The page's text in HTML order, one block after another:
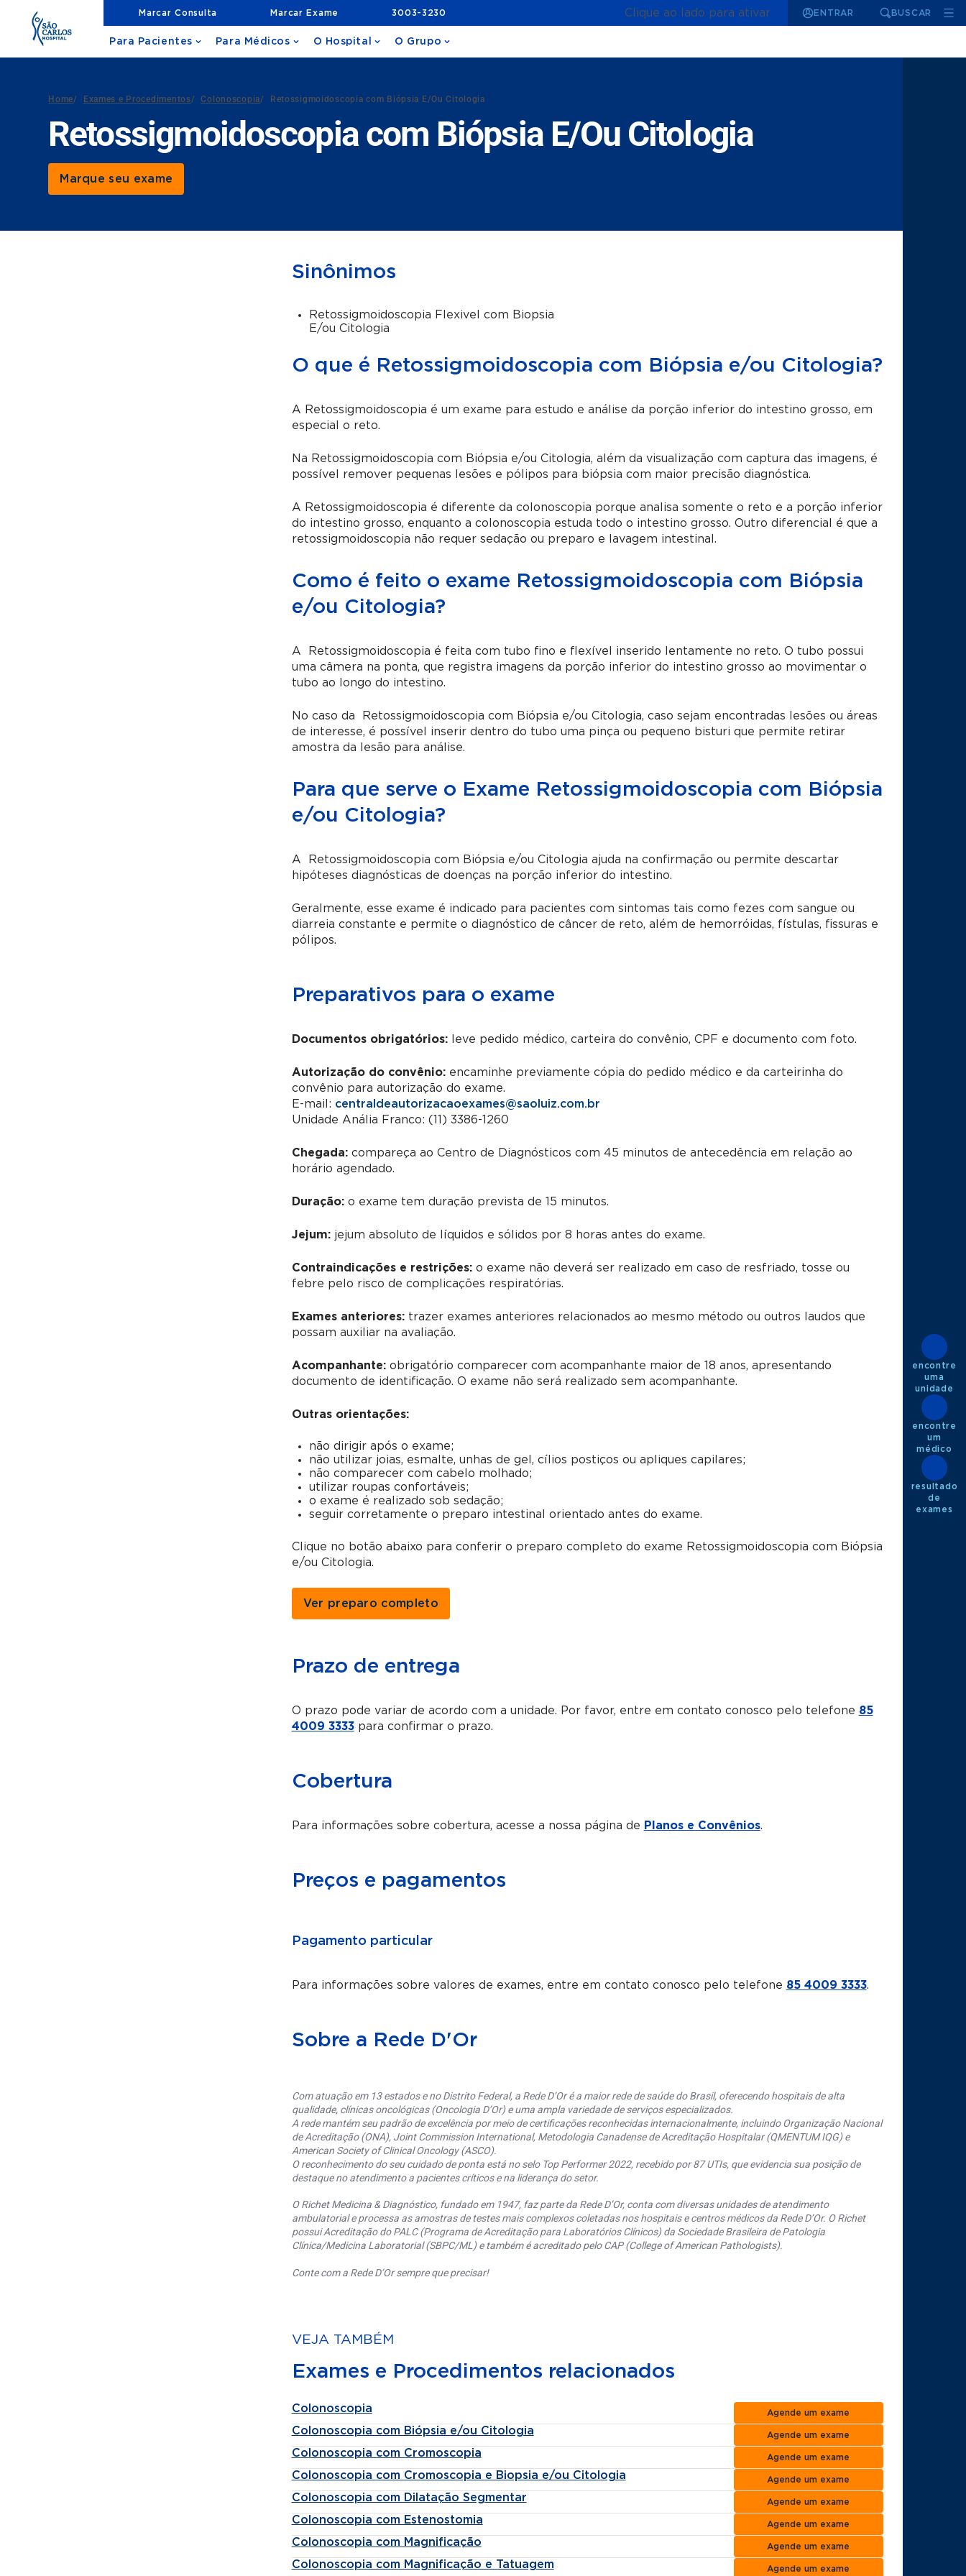
Marcar Consulta Marcar Exame 3003-3230 Clique ao lado para ativar ENTRAR BUSCAR
Para Pacientes Para Médicos O Hospital O Grupo
Home/ Exames e Procedimentos/ Colonoscopia/ Retossigmoidoscopia com Biópsia E/Ou Citologia
Retossigmoidoscopia com Biópsia E/Ou Citologia
Marque seu exame
Sinônimos
Retossigmoidoscopia Flexivel com Biopsia
E/ou Citologia
O que é Retossigmoidoscopia com Biópsia e/ou Citologia?
A Retossigmoidoscopia é um exame para estudo e análise da porção inferior do intestino grosso, em
especial o reto.
Na Retossigmoidoscopia com Biópsia e/ou Citologia, além da visualização com captura das imagens, é
possível remover pequenas lesões e pólipos para biópsia com maior precisão diagnóstica.
A Retossigmoidoscopia é diferente da colonoscopia porque analisa somente o reto e a porção inferior
do intestino grosso, enquanto a colonoscopia estuda todo o intestino grosso. Outro diferencial é que a
retossigmoidoscopia não requer sedação ou preparo e lavagem intestinal.
Como é feito o exame Retossigmoidoscopia com Biópsia
e/ou Citologia?
A Retossigmoidoscopia é feita com tubo fino e flexível inserido lentamente no reto. O tubo possui
uma câmera na ponta, que registra imagens da porção inferior do intestino grosso ao movimentar o
tubo ao longo do intestino.
No caso da Retossigmoidoscopia com Biópsia e/ou Citologia, caso sejam encontradas lesões ou áreas
de interesse, é possível inserir dentro do tubo uma pinça ou pequeno bisturi que permite retirar
amostra da lesão para análise.
Para que serve o Exame Retossigmoidoscopia com Biópsia
e/ou Citologia?
A Retossigmoidoscopia com Biópsia e/ou Citologia ajuda na confirmação ou permite descartar
hipóteses diagnósticas de doenças na porção inferior do intestino.
Geralmente, esse exame é indicado para pacientes com sintomas tais como fezes com sangue ou
diarreia constante e permite o diagnóstico de câncer de reto, além de hemorróidas, fístulas, fissuras e
pólipos.
Preparativos para o exame
Documentos obrigatórios:leve pedido médico, carteira do convênio, CPF e documento com foto.
Autorização do convênio:encaminhe previamente cópia do pedido médico e da carteirinha do
convênio para autorização do exame.
E-mail: centraldeautorizacaoexames@saoluiz.com.br
Unidade Anália Franco: (11) 3386-1260
Chegada:compareça ao Centro de Diagnósticos com 45 minutos de antecedência em relação ao
horário agendado.
Duração:o exame tem duração prevista de 15 minutos.
Jejum:jejum absoluto de líquidos e sólidos por 8 horas antes do exame.
Contraindicações e restrições:o exame não deverá ser realizado em caso de resfriado, tosse ou
febre pelo risco de complicações respiratórias.
Exames anteriores:trazer exames anteriores relacionados ao mesmo método ou outros laudos que
possam auxiliar na avaliação.
Acompanhante:obrigatório comparecer com acompanhante maior de 18 anos, apresentando
documento de identificação. O exame não será realizado sem acompanhante.
Outras orientações:
não dirigir após o exame;
não utilizar joias, esmalte, unhas de gel, cílios postiços ou apliques capilares;
não comparecer com cabelo molhado;
utilizar roupas confortáveis;
o exame é realizado sob sedação;
seguir corretamente o preparo intestinal orientado antes do exame.
Clique no botão abaixo para conferir o preparo completo do exame Retossigmoidoscopia com Biópsia
e/ou Citologia.
Ver preparo completo
Prazo de entrega
O prazo pode variar de acordo com a unidade. Por favor, entre em contato conosco pelo telefone 85
4009 3333para confirmar o prazo.
Cobertura
Para informações sobre cobertura, acesse a nossa página de Planos e Convênios.
Preços e pagamentos
Pagamento particular
Para informações sobre valores de exames, entre em contato conosco pelo telefone 85 4009 3333.
Sobre a Rede D'Or
Com atuação em 13 estados e no Distrito Federal, a Rede D’Or é a maior rede de saúde do Brasil, oferecendo hospitais de alta
qualidade, clínicas oncológicas (Oncologia D’Or) e uma ampla variedade de serviços especializados.
A rede mantém seu padrão de excelência por meio de certificações reconhecidas internacionalmente, incluindo Organização Nacional
de Acreditação (ONA), Joint Commission International, Metodologia Canadense de Acreditação Hospitalar (QMENTUM IQG) e
American Society of Clinical Oncology (ASCO).
O reconhecimento do seu cuidado de ponta está no selo Top Performer 2022, recebido por 87 UTIs, que evidencia sua posição de
destaque no atendimento a pacientes críticos e na liderança do setor.
O Richet Medicina & Diagnóstico, fundado em 1947, faz parte da Rede D’Or, conta com diversas unidades de atendimento
ambulatorial e processa as amostras de testes mais complexos coletadas nos hospitais e centros médicos da Rede D’Or. O Richet
possui Acreditação do PALC (Programa de Acreditação para Laboratórios Clínicos) da Sociedade Brasileira de Patologia
Clínica/Medicina Laboratorial (SBPC/ML) e também é acreditado pelo CAP (College of American Pathologists).
Conte com a Rede D’Or sempre que precisar!
VEJA TAMBÉM
Exames e Procedimentos relacionados
Colonoscopia Agende um exame
Colonoscopia com Biópsia e/ou Citologia Agende um exame
Colonoscopia com Cromoscopia Agende um exame
Colonoscopia com Cromoscopia e Biopsia e/ou Citologia Agende um exame
Colonoscopia com Dilatação Segmentar Agende um exame
Colonoscopia com Estenostomia Agende um exame
Colonoscopia com Magnificação Agende um exame
Colonoscopia com Magnificação e Tatuagem Agende um exame
encontre
uma
unidade
encontre
um
médico
resultado
de
exames